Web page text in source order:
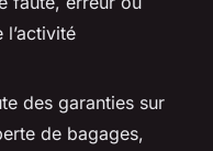
des garanties sur
de bagages,